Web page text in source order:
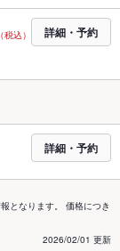
税込） 詳細・予約
詳細・予約
となります。 価格につき
2026/02/01 更新